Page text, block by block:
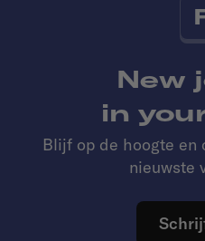
New
in
Blijf op de hoogte en
nieuwste